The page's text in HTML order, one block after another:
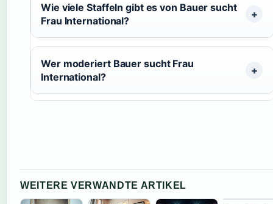
Wie viele Staffeln gibt es von Bauer sucht
Frau International?
Wer moderiert Bauer sucht Frau
International?
WEITERE VERWANDTE ARTIKEL